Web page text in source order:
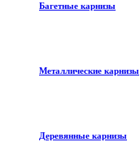
Багетные карнизы
Металлические карнизы
Деревянные карнизы